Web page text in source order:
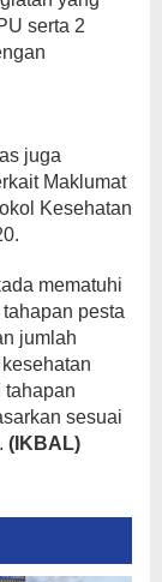
serta 2
juga
Maklumat
Kesehatan
mematuhi
pesta
jumlah
tahapan
sesuai
(IKBAL)